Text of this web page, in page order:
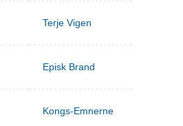
Terje Vigen
Episk Brand
Kongs-Emnerne